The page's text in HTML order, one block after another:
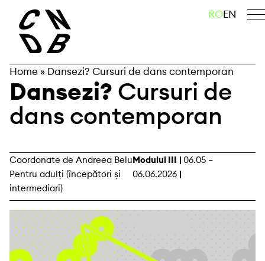
content
caută ROEN
Home » Dansezi? Cursuri de dans contemporan
Dansezi? Cursuri de
dans contemporan
Coordonate de Andreea Belu
Pentru adulți (începători și
intermediari)
Modulul III | 06.05 –
06.06.2026 |